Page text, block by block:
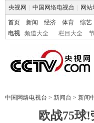
央视网 中国网络电视台 网站
首页 新闻 经济 体育 综艺
电视
频道大全 栏目大全
中国网络电视台 > 新闻台 > 新闻
欧战75球